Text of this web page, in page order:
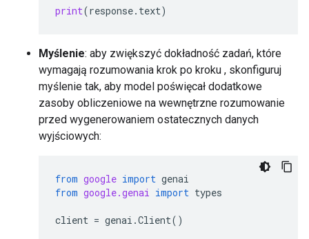
print(response. text)
Myślenie: aby zwiększyć dokładność zadań, które
wymagają rozumowania krok po kroku , skonfiguruj
myślenie tak, aby model poświęcał dodatkowe
zasoby obliczeniowe na wewnętrzne rozumowanie
przed wygenerowaniem ostatecznych danych
wyjściowych:
from google import genai
from google.genai import types
client = genai .Client()